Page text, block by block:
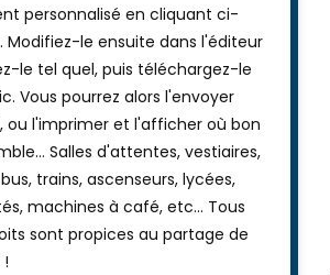
personnalisé en cliquant ci-
Modifiez-le ensuite dans l'éditeur
le tel quel, puis téléchargez-le
Vous pourrez alors l'envoyer
ou l'imprimer et l'afficher où bon
Salles d'attentes, vestiaires,
trains, ascenseurs, lycées,
machines à café, etc... Tous
sont propices au partage de